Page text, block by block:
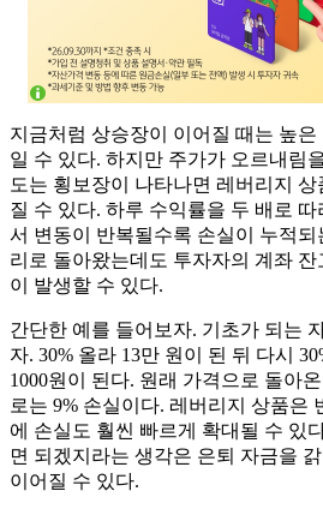
지금처럼 상승장이 이어질 때는 높
일 수 있다. 하지만 주가가 오르내림
도는 횡보장이 나타나면 레버리지
질 수 있다. 하루 수익률을 두 배로
서 변동이 반복될수록 손실이 누적
리로 돌아왔는데도 투자자의 계좌
이 발생할 수 있다.
간단한 예를 들어보자. 기초가 되는
자. 30% 올라 13만 원이 된 뒤 다시
1000원이 된다. 원래 가격으로 돌아
로는 9% 손실이다. 레버리지 상품은
에 손실도 훨씬 빠르게 확대될 수 있
면 되겠지라는 생각은 은퇴 자금을
이어질 수 있다.